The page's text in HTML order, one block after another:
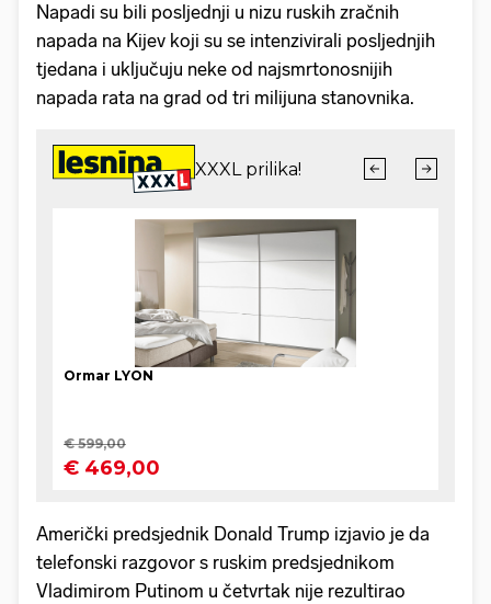
Napadi su bili posljednji u nizu ruskih zračnih
napada na Kijev koji su se intenzivirali posljednjih
tjedana i uključuju neke od najsmrtonosnijih
napada rata na grad od tri milijuna stanovnika.
Američki predsjednik Donald Trump izjavio je da
telefonski razgovor s ruskim predsjednikom
Vladimirom Putinom u četvrtak nije rezultirao